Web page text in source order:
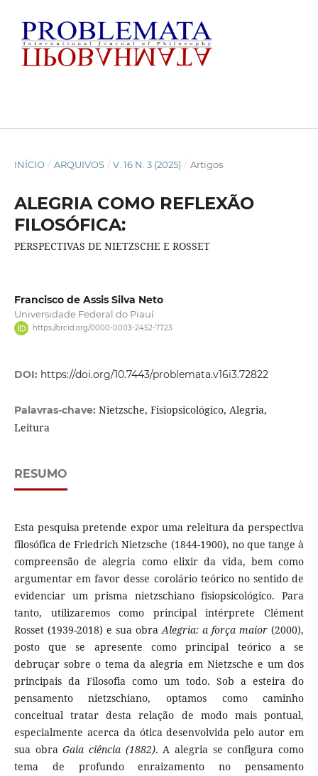
INÍCIO / ARQUIVOS / V. 16 N. 3 (2025) / Artigos
ALEGRIA COMO REFLEXÃO
FILOSÓFICA:
PERSPECTIVAS DE NIETZSCHE E ROSSET
Francisco de Assis Silva Neto
Universidade Federal do Piauí
https://orcid.org/0000-0003-2452-7723
DOI: https://doi.org/10.7443/problemata.v16i3.72822
Palavras-chave: Nietzsche, Fisiopsicológico, Alegria,
Leitura
RESUMO
Esta pesquisa pretende expor uma releitura da perspectiva
filosófica de Friedrich Nietzsche (1844-1900), no que tange à
compreensão de alegria como elixir da vida, bem como
argumentar em favor desse corolário teórico no sentido de
evidenciar um prisma nietzschiano fisiopsicológico. Para
tanto, utilizaremos como principal intérprete Clément
Rosset (1939-2018) e sua obraAlegria: a força maior (2000),
posto que se apresente como principal teórico a se
debruçar sobre o tema da alegria em Nietzsche e um dos
principais da Filosofia como um todo. Sob a esteira do
pensamento nietzschiano, optamos como caminho
conceitual tratar desta relação de modo mais pontual,
especialmente acerca da ótica desenvolvida pelo autor em
sua obraGaia ciência (1882). A alegria se configura como
tema de profundo enraizamento no pensamento